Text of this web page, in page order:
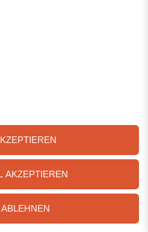
AKZEPTIEREN